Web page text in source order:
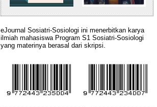
eJournal Sosiatri-Sosiologi ini menerbitkan karya
ilmiah mahasiswa Program S1 Sosiatri-Sosiologi
yang materinya berasal dari skripsi.